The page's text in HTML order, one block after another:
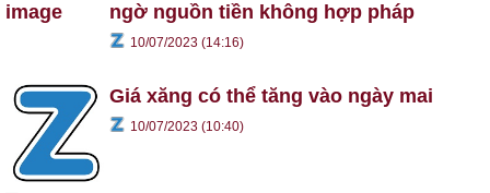
ngờ nguồn tiền không hợp pháp
10/07/2023 (14:16)
Giá xăng có thể tăng vào ngày mai
10/07/2023 (10:40)